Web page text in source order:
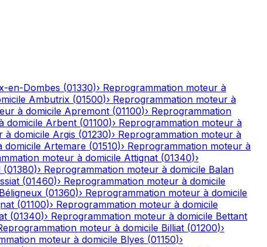
en-Dombes (01330)› Reprogrammation moteur à
Ambutrix (01500)› Reprogrammation moteur à
à domicile Apremont (01100)› Reprogrammation
domicile Arbent (01100)› Reprogrammation moteur à
à domicile Argis (01230)› Reprogrammation moteur à
domicile Artemare (01510)› Reprogrammation moteur à
moteur à domicile Attignat (01340)›
(01380)› Reprogrammation moteur à domicile Balan
(01460)› Reprogrammation moteur à domicile
Béligneux (01360)› Reprogrammation moteur à domicile
(01100)› Reprogrammation moteur à domicile
(01340)› Reprogrammation moteur à domicile Bettant
moteur à domicile Billiat (01200)›
moteur à domicile Blyes (01150)›